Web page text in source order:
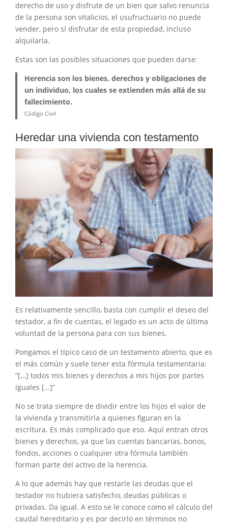
derecho de uso y disfrute de un bien que salvo renuncia
de la persona son vitalicios, el usufructuario no puede
vender, pero sí disfrutar de esta propiedad, incluso
alquilarla.
Estas son las posibles situaciones que pueden darse:
Herencia son los bienes, derechos y obligaciones de
un individuo, los cuales se extienden más allá de su
fallecimiento.
Código Civil
Heredar una vivienda con testamento
Es relativamente sencillo, basta con cumplir el deseo del
testador, a fin de cuentas, el legado es un acto de última
voluntad de la persona para con sus bienes.
Pongamos el típico caso de un testamento abierto, que es
el más común y suele tener esta fórmula testamentaria:
“[…] todos mis bienes y derechos a mis hijos por partes
iguales […]”
No se trata siempre de dividir entre los hijos el valor de
la vivienda y transmitirla a quienes figuran en la
escritura. Es más complicado que eso. Aquí entran otros
bienes y derechos, ya que las cuentas bancarias, bonos,
fondos, acciones o cualquier otra fórmula también
forman parte del activo de la herencia.
A lo que además hay que restarle las deudas que el
testador no hubiera satisfecho, deudas públicas o
privadas. Da igual. A esto se le conoce como el cálculo del
caudal hereditario y es por decirlo en términos no